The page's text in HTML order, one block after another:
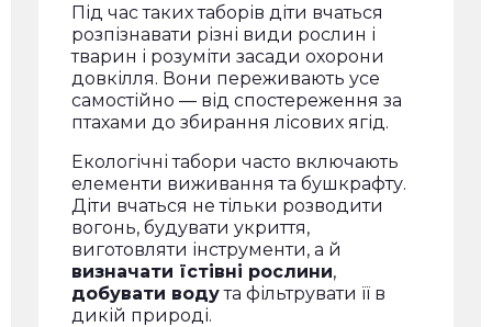
Під час таких таборів діти вчаться
розпізнавати різні види рослин і
тварин і розуміти засади охорони
довкілля. Вони переживають усе
самостійно — від спостереження за
птахами до збирання лісових ягід.
Екологічні табори часто включають
елементи виживання та бушкрафту.
Діти вчаться не тільки розводити
вогонь, будувати укриття,
виготовляти інструменти, а й
визначати їстівні рослини,
добувати водута фільтрувати її в
дикій природі.